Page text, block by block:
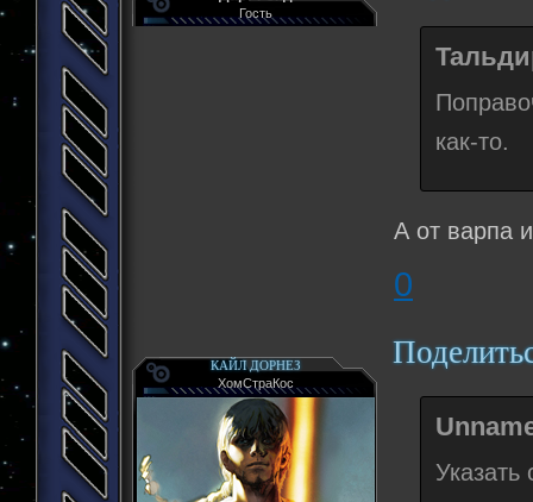
Гость
как-то.
А от варпа
0
КАЙЛ ДОРНЕЗ
ХомСтраКос
Указать